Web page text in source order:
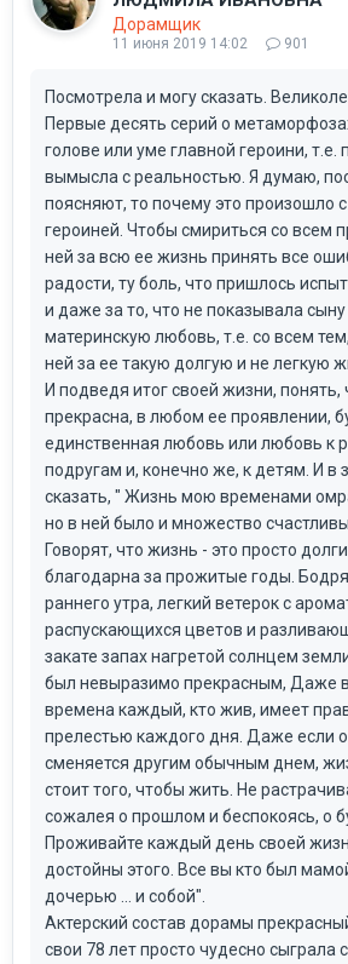
Дорамщик
11 июня 2019 14:02 901
Посмотрела и могу сказать.
Первые десять серий о
голове или уме главной героини,
вымысла с реальностью. Я думаю,
поясняют, то почему это произошло
героиней. Чтобы смириться со всем
ней за всю ее жизнь принять все
радости, ту боль, что пришлось
и даже за то, что не показывала
материнскую любовь, т.е. со всем
ней за ее такую долгую и не легкую
И подведя итог своей жизни, понять,
прекрасна, в любом ее проявлении,
единственная любовь или любовь к
подругам и, конечно же, к детям. И в
сказать, " Жизнь мою временами
но в ней было и множество
Говорят, что жизнь - это просто
благодарна за прожитые годы.
раннего утра, легкий ветерок с
распускающихся цветов и
закате запах нагретой солнцем
был невыразимо прекрасным, Даже
времена каждый, кто жив, имеет
прелестью каждого дня. Даже если
сменяется другим обычным днем,
стоит того, чтобы жить. Не
сожалея о прошлом и беспокоясь, о
Проживайте каждый день своей
достойны этого. Все вы кто был
дочерью … и собой".
Актерский состав дорамы
свои 78 лет просто чудесно сыграла